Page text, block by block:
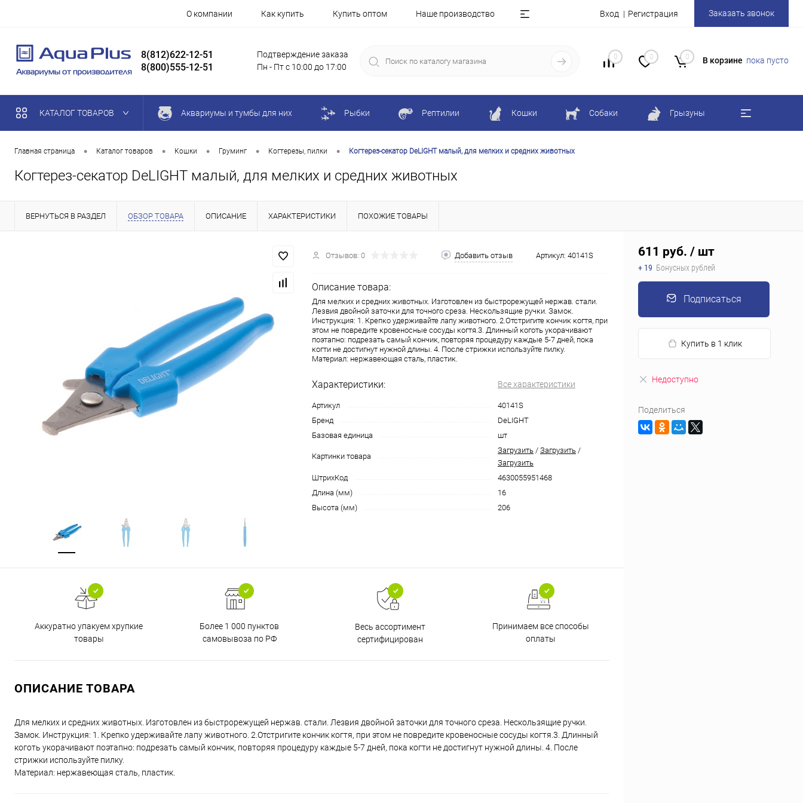
О компании Как купить Купить оптом Наше производство Вход Регистрация Заказать звонок
8(812)622-12-51
8(800)555-12-51
Подтверждение заказа
Пн - Пт с 10:00 до 17:00
0 0 0 В корзине пока пусто
КАТАЛОГ ТОВАРОВ Аквариумы и тумбы для них Рыбки Рептилии Кошки Собаки Грызуны
Главная страница • Каталог товаров • Кошки • Груминг • Когтерезы, пилки • Когтерез-секатор DeLIGHT малый, для мелких и средних животных
Когтерез-секатор DeLIGHT малый, для мелких и средних животных
ВЕРНУТЬСЯ В РАЗДЕЛ ОБЗОР ТОВАРА ОПИСАНИЕ ХАРАКТЕРИСТИКИ ПОХОЖИЕ ТОВАРЫ
Отзывов: 0 Добавить отзыв Артикул: 40141S
Описание товара:
Для мелких и средних животных. Изготовлен из быстрорежущей нержав. стали.
Лезвия двойной заточки для точного среза. Нескользящие ручки. Замок.
Инструкция: 1. Крепко удерживайте лапу животного. 2.Отстригите кончик когтя, при
этом не повредите кровеносные сосуды когтя.3. Длинный коготь укорачивают
поэтапно: подрезать самый кончик, повторяя процедуру каждые 5-7 дней, пока
когти не достигнут нужной длины. 4. После стрижки используйте пилку.
Материал: нержавеющая сталь, пластик.
Характеристики: Все характеристики
Артикул
40141S
Бренд
DeLIGHT
Базовая единица
шт
Картинки товара
Загрузить / Загрузить /
Загрузить
ШтрихКод
4630055951468
Длина (мм)
16
Высота (мм)
206
Аккуратно упакуем хрупкие
товары
Более 1 000 пунктов
самовывоза по РФ
Весь ассортимент
сертифицирован
Принимаем все способы
оплаты
ОПИСАНИЕ ТОВАРА
Для мелких и средних животных. Изготовлен из быстрорежущей нержав. стали. Лезвия двойной заточки для точного среза. Нескользящие ручки.
Замок. Инструкция: 1. Крепко удерживайте лапу животного. 2.Отстригите кончик когтя, при этом не повредите кровеносные сосуды когтя.3. Длинный
коготь укорачивают поэтапно: подрезать самый кончик, повторяя процедуру каждые 5-7 дней, пока когти не достигнут нужной длины. 4. После
стрижки используйте пилку.
Материал: нержавеющая сталь, пластик.
611 руб. / шт
+ 19 Бонусных рублей
Подписаться
Купить в 1 клик
Недоступно
Поделиться